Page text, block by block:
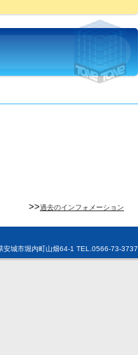
>>過去のインフォメーション
城市堀内町山畑64-1 TEL.0566-73-3737